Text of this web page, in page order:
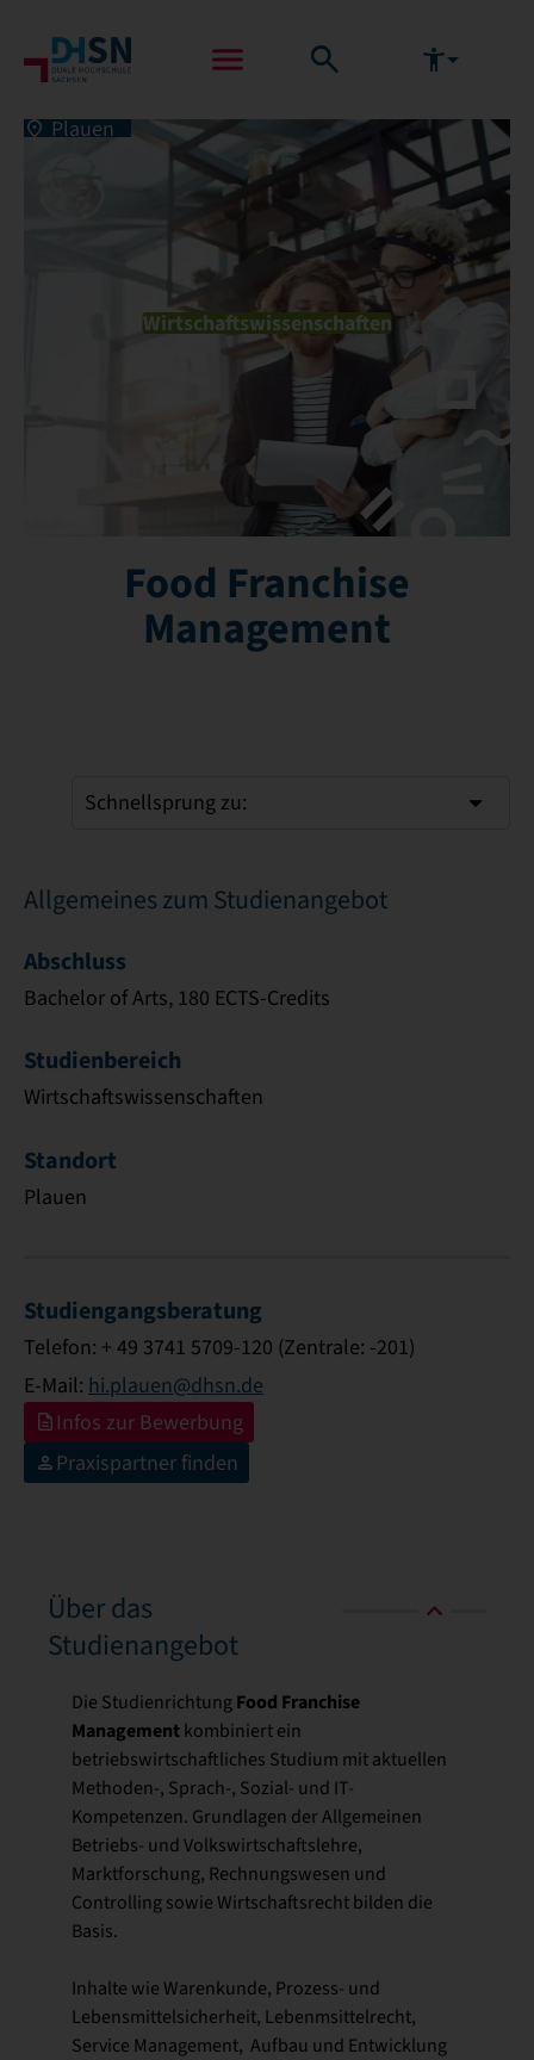
Plauen
Wirtschaftswissenschaften
Food Franchise
Management
Schnellsprung zu:
Allgemeines zum Studienangebot
Abschluss
Bachelor of Arts, 180 ECTS-Credits
Studienbereich
Wirtschaftswissenschaften
Standort
Plauen
Studiengangsberatung
Telefon: + 49 3741 5709-120 (Zentrale: -201)
E-Mail: hi.plauen@dhsn.de
Infos zur Bewerbung
Praxispartner finden
Über das
Studienangebot
Die Studienrichtung Food Franchise
Management kombiniert ein
betriebswirtschaftliches Studium mit aktuellen
Methoden-, Sprach-, Sozial- und IT-
Kompetenzen. Grundlagen der Allgemeinen
Betriebs- und Volkswirtschaftslehre,
Marktforschung, Rechnungswesen und
Controlling sowie Wirtschaftsrecht bilden die
Basis.
Inhalte wie Warenkunde, Prozess- und
Lebensmittelsicherheit, Lebenmsittelrecht,
Service Management, Aufbau und Entwicklung